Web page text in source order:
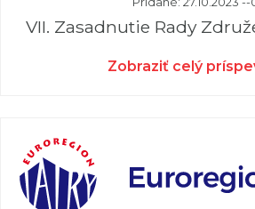
VII. Zasadnutie Rady
Zobraziť celý